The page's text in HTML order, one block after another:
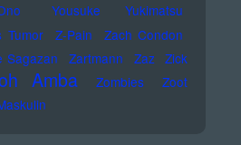
Yousuke Yukimatsu
Tumor Z-Pain Zach Condon
Sagazan Zartmann Zaz Zick
Amba Zombies
Zoot